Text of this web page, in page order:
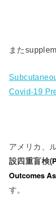
また
Covid-19
アメリカ、
設四重盲検(
Outcomes
す。